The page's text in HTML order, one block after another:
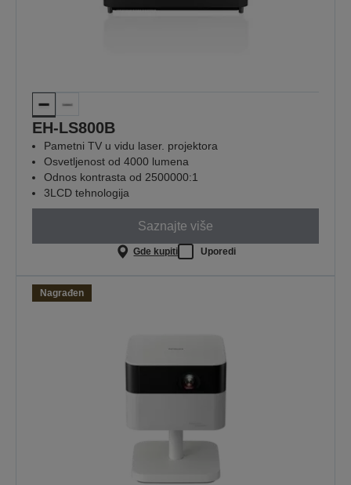
EH-LS800B
Pametni TV u vidu laser. projektora
Osvetljenost od 4000 lumena
Odnos kontrasta od 2500000:1
3LCD tehnologija
Saznajte više
Gde kupiti Uporedi
Nagrađen